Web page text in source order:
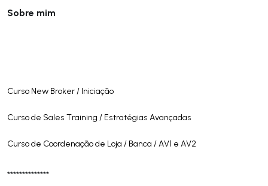
Sobre mim
Curso New Broker / Iniciação
Curso de Sales Training / Estratégias Avançadas
Curso de Coordenação de Loja / Banca / AV1 e AV2
**************